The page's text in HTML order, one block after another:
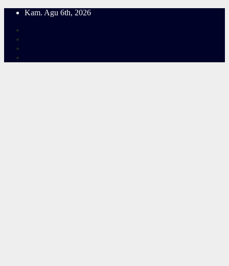
Skip
content
Kam. Agu 6th, 2026